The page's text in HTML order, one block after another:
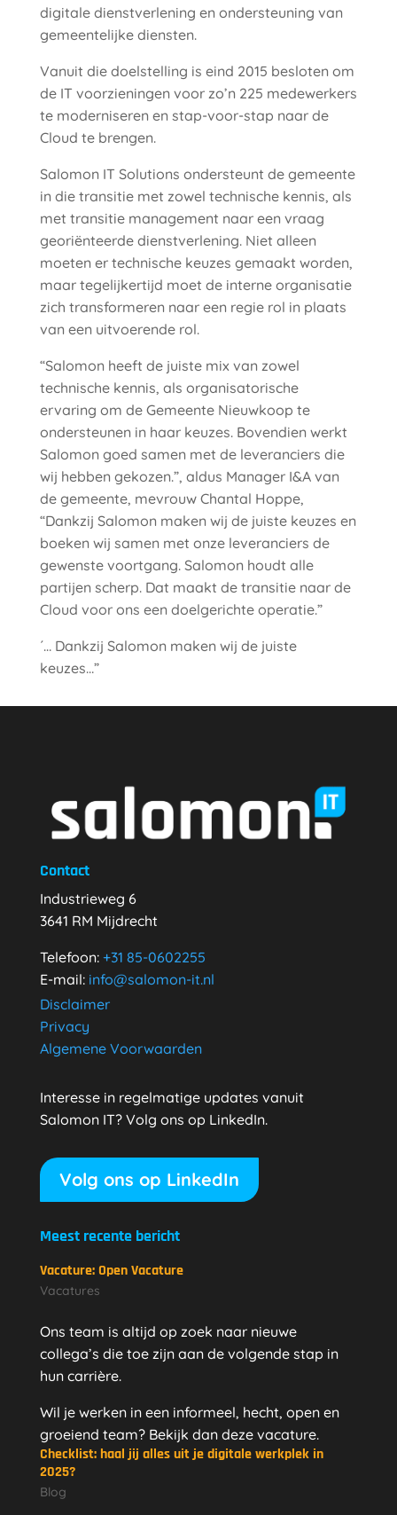
digitale dienstverlening en ondersteuning van
gemeentelijke diensten.
Vanuit die doelstelling is eind 2015 besloten om
de IT voorzieningen voor zo’n 225 medewerkers
te moderniseren en stap-voor-stap naar de
Cloud te brengen.
Salomon IT Solutions ondersteunt de gemeente
in die transitie met zowel technische kennis, als
met transitie management naar een vraag
georiënteerde dienstverlening. Niet alleen
moeten er technische keuzes gemaakt worden,
maar tegelijkertijd moet de interne organisatie
zich transformeren naar een regie rol in plaats
van een uitvoerende rol.
“Salomon heeft de juiste mix van zowel
technische kennis, als organisatorische
ervaring om de Gemeente Nieuwkoop te
ondersteunen in haar keuzes. Bovendien werkt
Salomon goed samen met de leveranciers die
wij hebben gekozen.”, aldus Manager I&A van
de gemeente, mevrouw Chantal Hoppe,
“Dankzij Salomon maken wij de juiste keuzes en
boeken wij samen met onze leveranciers de
gewenste voortgang. Salomon houdt alle
partijen scherp. Dat maakt de transitie naar de
Cloud voor ons een doelgerichte operatie.”
´… Dankzij Salomon maken wij de juiste
keuzes…”
Contact
Industrieweg 6
3641 RM Mijdrecht
Telefoon: +31 85-0602255
E-mail: info@salomon-it.nl
Disclaimer
Privacy
Algemene Voorwaarden
Interesse in regelmatige updates vanuit
Salomon IT? Volg ons op LinkedIn.
Volg ons op LinkedIn
Meest recente bericht
Vacature: Open Vacature
Vacatures
Ons team is altijd op zoek naar nieuwe
collega’s die toe zijn aan de volgende stap in
hun carrière.
Wil je werken in een informeel, hecht, open en
groeiend team? Bekijk dan deze vacature.
Checklist: haal jij alles uit je digitale werkplek in
2025?
Blog